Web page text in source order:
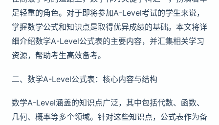
足轻重的角色。对于即将参加A-Level考试的学生来说，
掌握数学公式和知识点是取得优异成绩的基础。本文将详
细介绍数学A-Level公式表的主要内容，并汇集相关学习
资源，帮助考生高效备考。
二、数学A-Level公式表：核心内容与结构
数学A-Level涵盖的知识点广泛，其中包括代数、函数、
几何、概率等多个领域。针对这些知识点，公式表作为备